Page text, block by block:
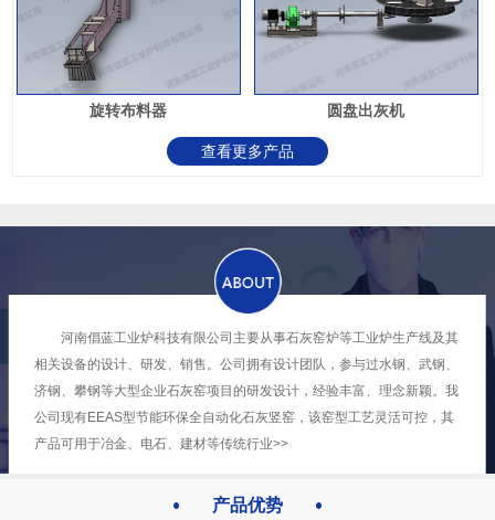
旋转布料器 圆盘出灰机
查看更多产品
河南倡蓝工业炉科技有限公司主要从事石灰窑炉等工业炉生产线及其
相关设备的设计、研发、销售。公司拥有设计团队，参与过水钢、武钢、
济钢、攀钢等大型企业石灰窑项目的研发设计，经验丰富、理念新颖。我
公司现有EEAS型节能环保全自动化石灰竖窑，该窑型工艺灵活可控，其
产品可用于冶金、电石、建材等传统行业>>
产品优势